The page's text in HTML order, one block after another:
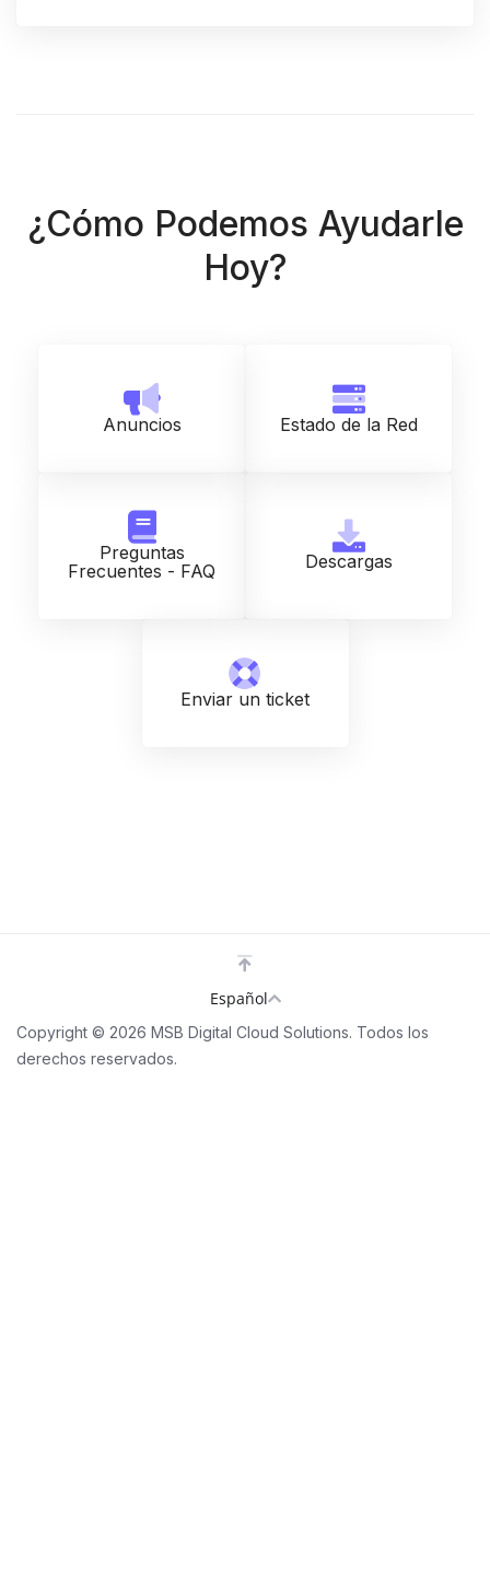
¿Cómo Podemos Ayudarle
Hoy?
Anuncios Estado de la Red
Preguntas
Frecuentes - FAQ
Descargas
Enviar un ticket
Copyright © 2026 MSB Digital Cloud Solutions. Todos los
derechos reservados.
Español